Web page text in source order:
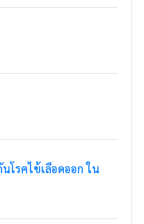
โรคไข้เลือดออก ใน